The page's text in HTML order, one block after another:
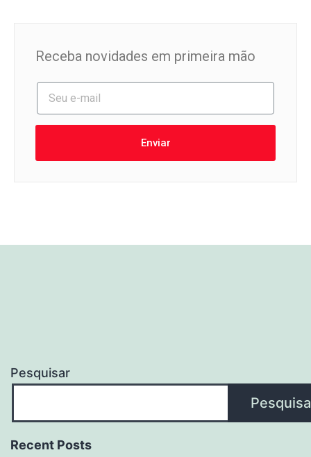
Receba novidades em primeira mão
Enviar
Pesquisar
Recent Posts